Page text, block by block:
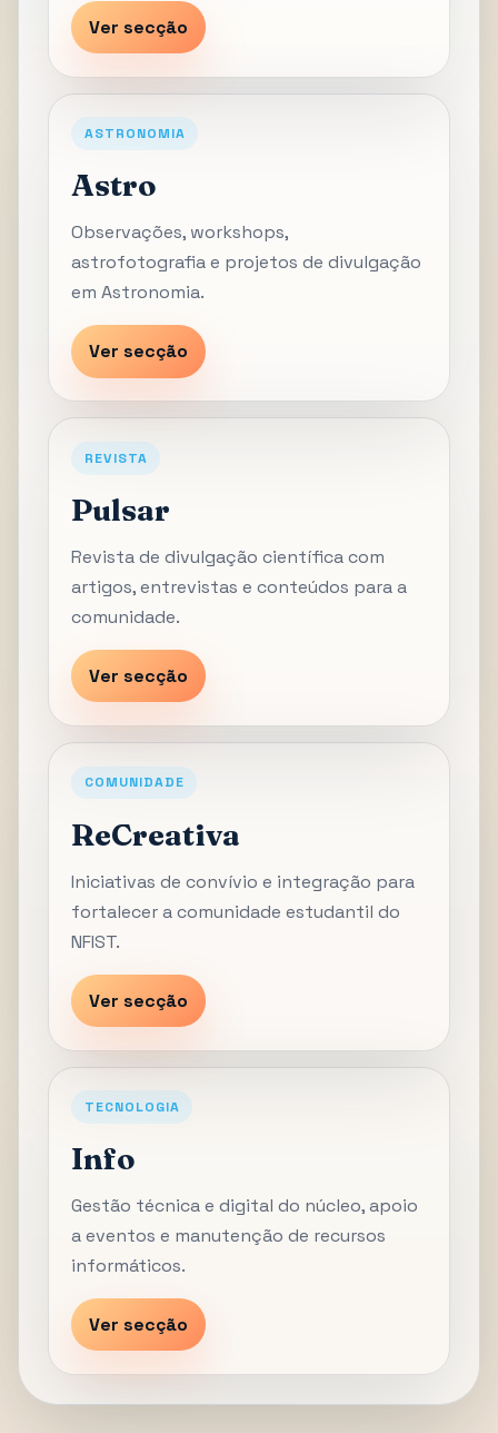
Ver secção
ASTRONOMIA
Astro
Observações, workshops,
astrofotografia e projetos de divulgação
em Astronomia.
Ver secção
REVISTA
Pulsar
Revista de divulgação científica com
artigos, entrevistas e conteúdos para a
comunidade.
Ver secção
COMUNIDADE
ReCreativa
Iniciativas de convívio e integração para
fortalecer a comunidade estudantil do
NFIST.
Ver secção
TECNOLOGIA
Info
Gestão técnica e digital do núcleo, apoio
a eventos e manutenção de recursos
informáticos.
Ver secção